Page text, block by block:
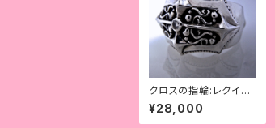
クロスの指輪:レクイエ
ム・リング
¥28,000